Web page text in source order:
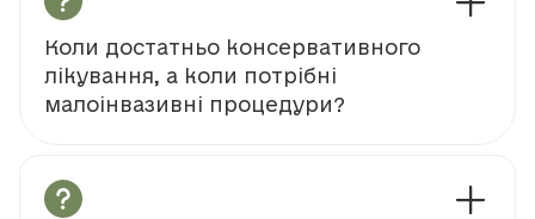
Коли достатньо консервативного
лікування, а коли потрібні
малоінвазивні процедури?